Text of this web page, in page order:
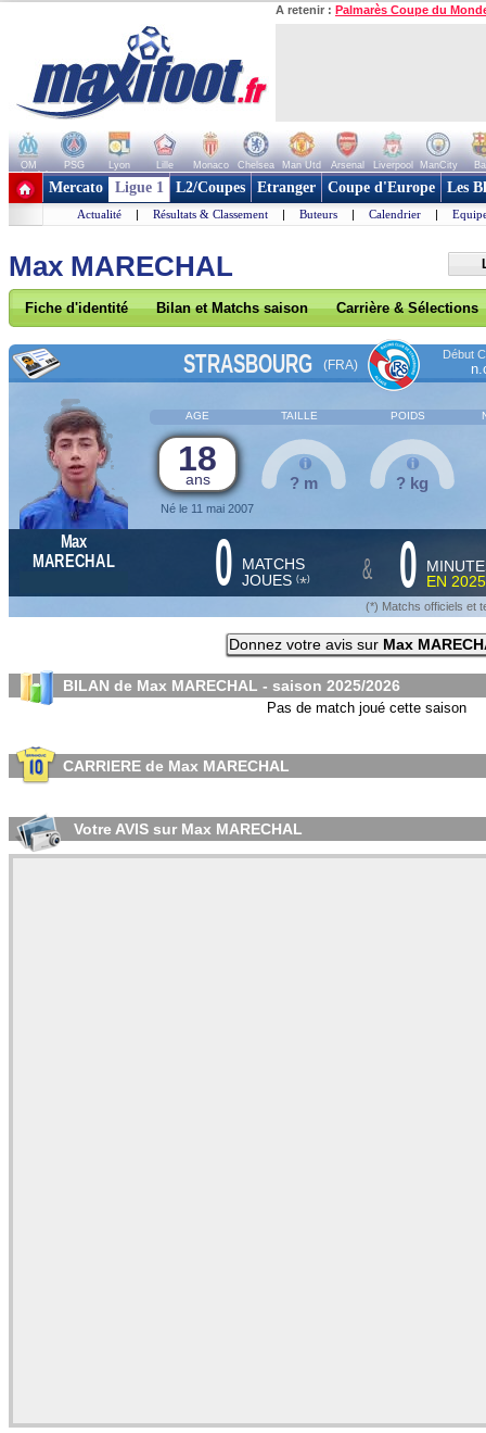
A retenir : Palmarès Coupe du
OM PSG Lyon Lille Monaco Chelsea Man Utd Arsenal Liverpool ManCity
+ de clubs
Mercato Ligue 1 L2/Coupes Etranger Coupe d'Europe Les
Actualité | Résultats & Classement | Buteurs | Calendrier |
Max MARECHAL
Fiche d'identité Bilan et Matchs saison Carrière & Sélections
STRASBOURG (FRA)
Début
AGE TAILLE POIDS
18
ans
Né le 11 mai 2007
? m ? kg
Max
MARECHAL
0 MATCHS
JOUES (*) & 0
EN
(*) Matchs officiels et
Donnez votre avis sur Max
BILAN de Max MARECHAL - saison 2025/2026
Pas de match joué cette saison
CARRIERE de Max MARECHAL
Votre AVIS sur Max MARECHAL